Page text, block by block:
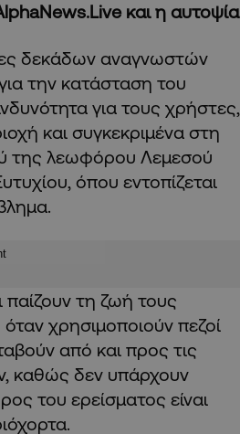
και η αυτοψία
δεκάδων αναγνωστών
την κατάσταση του
για τους χρήστες,
και συγκεκριμένα στη
της λεωφόρου Λεμεσού
όπου εντοπίζεται
παίζουν τη ζωή τους
χρησιμοποιούν πεζοί
από και προς τις
καθώς δεν υπάρχουν
του ερείσματος είναι